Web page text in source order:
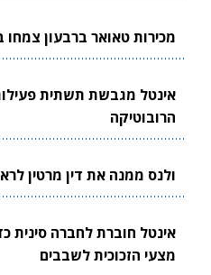
מכירות טאואר ברבעון צמחו ב-
אינטל מגבשת תשתית
הרובוטיקה
ולנס ממנה את דין מרטין
אינטל חוברת לחברה
מצעי הזכוכית לשבבים